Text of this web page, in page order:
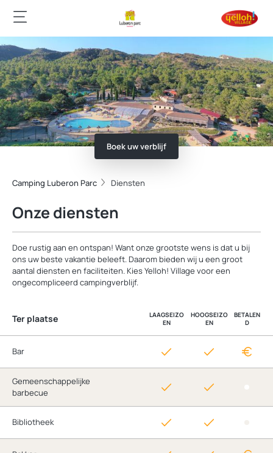
Boek uw verblijf
Camping Luberon Parc Diensten
Onze diensten
Doe rustig aan en ontspan! Want onze grootste wens is dat u bij
ons uw beste vakantie beleeft. Daarom bieden wij u een groot
aantal diensten en faciliteiten. Kies Yelloh! Village voor een
ongecompliceerd campingverblijf.
Ter plaatse
LAAGSEIZO
EN
HOOGSEIZO
EN
BETALEN
D
Bar
Gemeenschappelijke
barbecue
Bibliotheek